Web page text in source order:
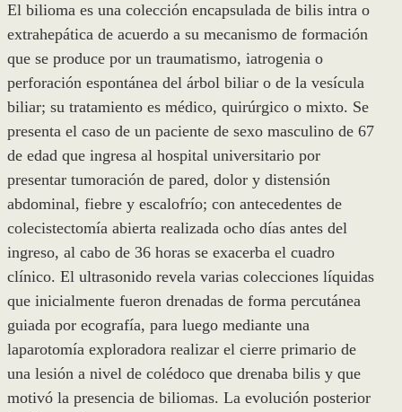
El bilioma es una colección encapsulada de bilis intra o
extrahepática de acuerdo a su mecanismo de formación
que se produce por un traumatismo, iatrogenia o
perforación espontánea del árbol biliar o de la vesícula
biliar; su tratamiento es médico, quirúrgico o mixto. Se
presenta el caso de un paciente de sexo masculino de 67
de edad que ingresa al hospital universitario por
presentar tumoración de pared, dolor y distensión
abdominal, fiebre y escalofrío; con antecedentes de
colecistectomía abierta realizada ocho días antes del
ingreso, al cabo de 36 horas se exacerba el cuadro
clínico. El ultrasonido revela varias colecciones líquidas
que inicialmente fueron drenadas de forma percutánea
guiada por ecografía, para luego mediante una
laparotomía exploradora realizar el cierre primario de
una lesión a nivel de colédoco que drenaba bilis y que
motivó la presencia de biliomas. La evolución posterior